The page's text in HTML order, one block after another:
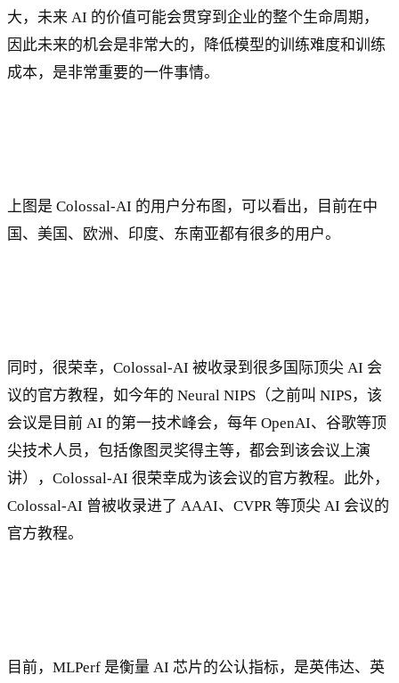
大，未来 AI 的价值可能会贯穿到企业的整个生命周期，
因此未来的机会是非常大的，降低模型的训练难度和训练
成本，是非常重要的一件事情。
上图是 Colossal-AI 的用户分布图，可以看出，目前在中
国、美国、欧洲、印度、东南亚都有很多的用户。
同时，很荣幸，Colossal-AI 被收录到很多国际顶尖 AI 会
议的官方教程，如今年的 Neural NIPS（之前叫 NIPS，该
会议是目前 AI 的第一技术峰会，每年 OpenAI、谷歌等顶
尖技术人员，包括像图灵奖得主等，都会到该会议上演
讲），Colossal-AI 很荣幸成为该会议的官方教程。此外，
Colossal-AI 曾被收录进了 AAAI、CVPR 等顶尖 AI 会议的
官方教程。
目前，MLPerf 是衡量 AI 芯片的公认指标，是英伟达、英